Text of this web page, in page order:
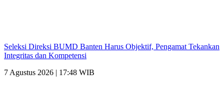
Seleksi Direksi BUMD Banten Harus Objektif, Pengamat Tekankan
Integritas dan Kompetensi
7 Agustus 2026 | 17:48 WIB